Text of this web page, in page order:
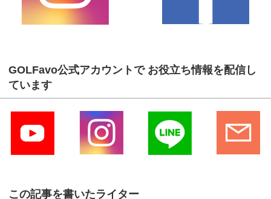
GOLFavo公式アカウントで お役立ち情報を配信し
ています
この記事を書いたライター